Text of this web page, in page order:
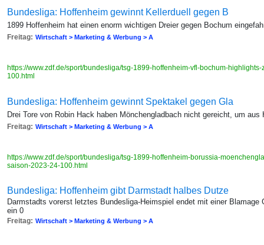
Bundesliga: Hoffenheim gewinnt Kellerduell gegen B
1899 Hoffenheim hat einen enorm wichtigen Dreier gegen Bochum
Freitag: Wirtschaft > Marketing & Werbung > A
https://www.zdf.de/sport/bundesliga/tsg-1899-hoffenheim-vfl-bochum-
100.html
Bundesliga: Hoffenheim gewinnt Spektakel gegen Gla
Drei Tore von Robin Hack haben Mönchengladbach nicht gereicht, um
Freitag: Wirtschaft > Marketing & Werbung > A
https://www.zdf.de/sport/bundesliga/tsg-1899-hoffenheim-borussia-
saison-2023-24-100.html
Bundesliga: Hoffenheim gibt Darmstadt halbes Dutze
Darmstadts vorerst letztes Bundesliga-Heimspiel endet mit einer Blamage
ein 0
Freitag: Wirtschaft > Marketing & Werbung > A